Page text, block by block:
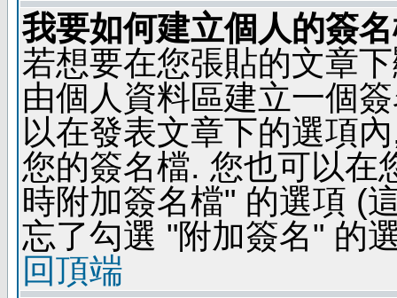
我要如何建立個人的簽
若想要在您張貼的文章
由個人資料區建立一個
以在發表文章下的選項
您的簽名檔. 您也可以在
時附加簽名檔" 的選項 (
忘了勾選 "附加簽名" 的
回頂端